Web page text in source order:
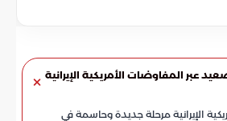
المفاوضات الأمريكية الإيرانية
الإيرانية مرحلة جديدة وحاسمة في